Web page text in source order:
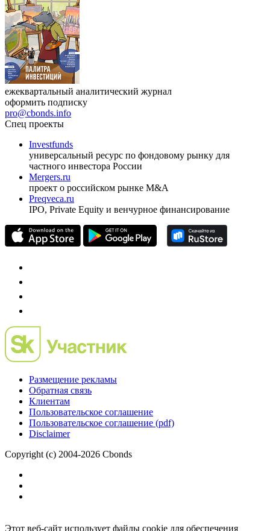
ЖурналCbonds Review
ежеквартальный аналитический журнал
оформить подписку
pro@cbonds.info
Спец проекты
Investfunds
универсальный ресурс по фондовому рынку для
частного инвестора России
проект о российском рынке M&A
Preqveca.ru
Размещение рекламы
Обратная связь
Пользовательское соглашение
Copyright (c) 2004-2026 Cbonds